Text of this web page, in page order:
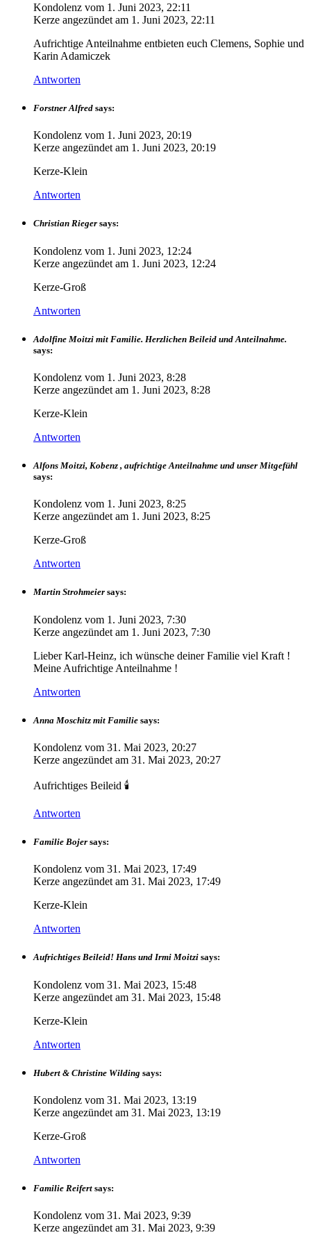
Kondolenz vom 1. Juni 2023, 22:11
Kerze angezündet am 1. Juni 2023, 22:11
Aufrichtige Anteilnahme entbieten euch Clemens, Sophie und
Karin Adamiczek
Antworten
Forstner Alfred says:
Kondolenz vom 1. Juni 2023, 20:19
Kerze angezündet am 1. Juni 2023, 20:19
Kerze-Klein
Antworten
Christian Rieger says:
Kondolenz vom 1. Juni 2023, 12:24
Kerze angezündet am 1. Juni 2023, 12:24
Kerze-Groß
Antworten
Adolfine Moitzi mit Familie. Herzlichen Beileid und Anteilnahme.
says:
Kondolenz vom 1. Juni 2023, 8:28
Kerze angezündet am 1. Juni 2023, 8:28
Kerze-Klein
Antworten
Alfons Moitzi, Kobenz , aufrichtige Anteilnahme und unser Mitgefühl
says:
Kondolenz vom 1. Juni 2023, 8:25
Kerze angezündet am 1. Juni 2023, 8:25
Kerze-Groß
Antworten
Martin Strohmeier says:
Kondolenz vom 1. Juni 2023, 7:30
Kerze angezündet am 1. Juni 2023, 7:30
Lieber Karl-Heinz, ich wünsche deiner Familie viel Kraft !
Meine Aufrichtige Anteilnahme !
Antworten
Anna Moschitz mit Familie says:
Kondolenz vom 31. Mai 2023, 20:27
Kerze angezündet am 31. Mai 2023, 20:27
Aufrichtiges Beileid 🕯
Antworten
Familie Bojer says:
Kondolenz vom 31. Mai 2023, 17:49
Kerze angezündet am 31. Mai 2023, 17:49
Kerze-Klein
Antworten
Aufrichtiges Beileid! Hans und Irmi Moitzi says:
Kondolenz vom 31. Mai 2023, 15:48
Kerze angezündet am 31. Mai 2023, 15:48
Kerze-Klein
Antworten
Hubert & Christine Wilding says:
Kondolenz vom 31. Mai 2023, 13:19
Kerze angezündet am 31. Mai 2023, 13:19
Kerze-Groß
Antworten
Familie Reifert says:
Kondolenz vom 31. Mai 2023, 9:39
Kerze angezündet am 31. Mai 2023, 9:39